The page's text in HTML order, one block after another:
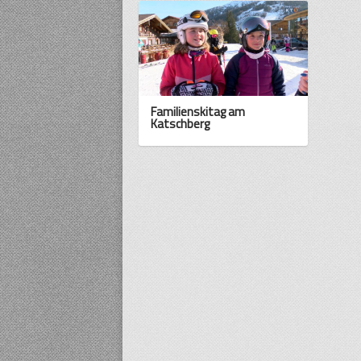
Familienskitag am
Katschberg